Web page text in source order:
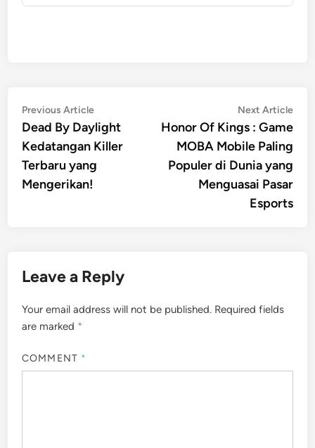
Post
navigation
Previous ArticlePrevious
article:
Dead By Daylight
Kedatangan Killer
Terbaru yang
Mengerikan!
Next Article
Honor Of Kings : Game
MOBA Mobile Paling
Populer di Dunia yang
Menguasai Pasar
Esports
Leave a Reply
Your email address will not be published. Required fields
are marked *
COMMENT *